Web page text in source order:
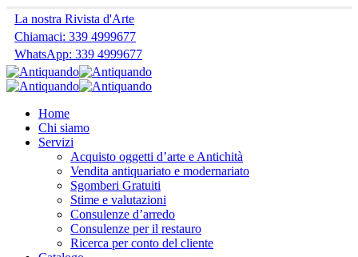
La nostra Rivista d'Arte
Chiamaci: 339 4999677
WhatsApp: 339 4999677
Home
Chi siamo
Servizi
Acquisto oggetti d’arte e Antichità
Vendita antiquariato e modernariato
Sgomberi Gratuiti
Stime e valutazioni
Consulenze d’arredo
Consulenze per il restauro
Ricerca per conto del cliente